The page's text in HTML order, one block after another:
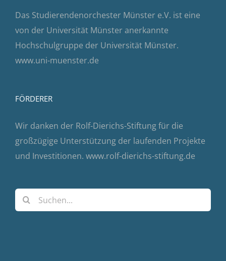
Das Studierendenorchester Münster e.V. ist eine
von der Universität Münster anerkannte
Hochschulgruppe der Universität Münster.
www.uni-muenster.de
FÖRDERER
Wir danken der Rolf-Dierichs-Stiftung für die
großzügige Unterstützung der laufenden Projekte
und Investitionen. www.rolf-dierichs-stiftung.de
Suche
nach: